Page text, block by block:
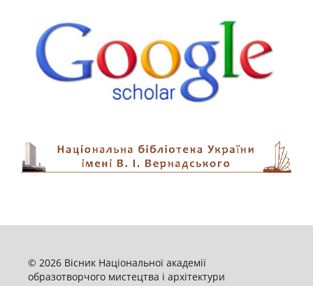
© 2026 Вісник Національної академії
образотворчого мистецтва і архітектури